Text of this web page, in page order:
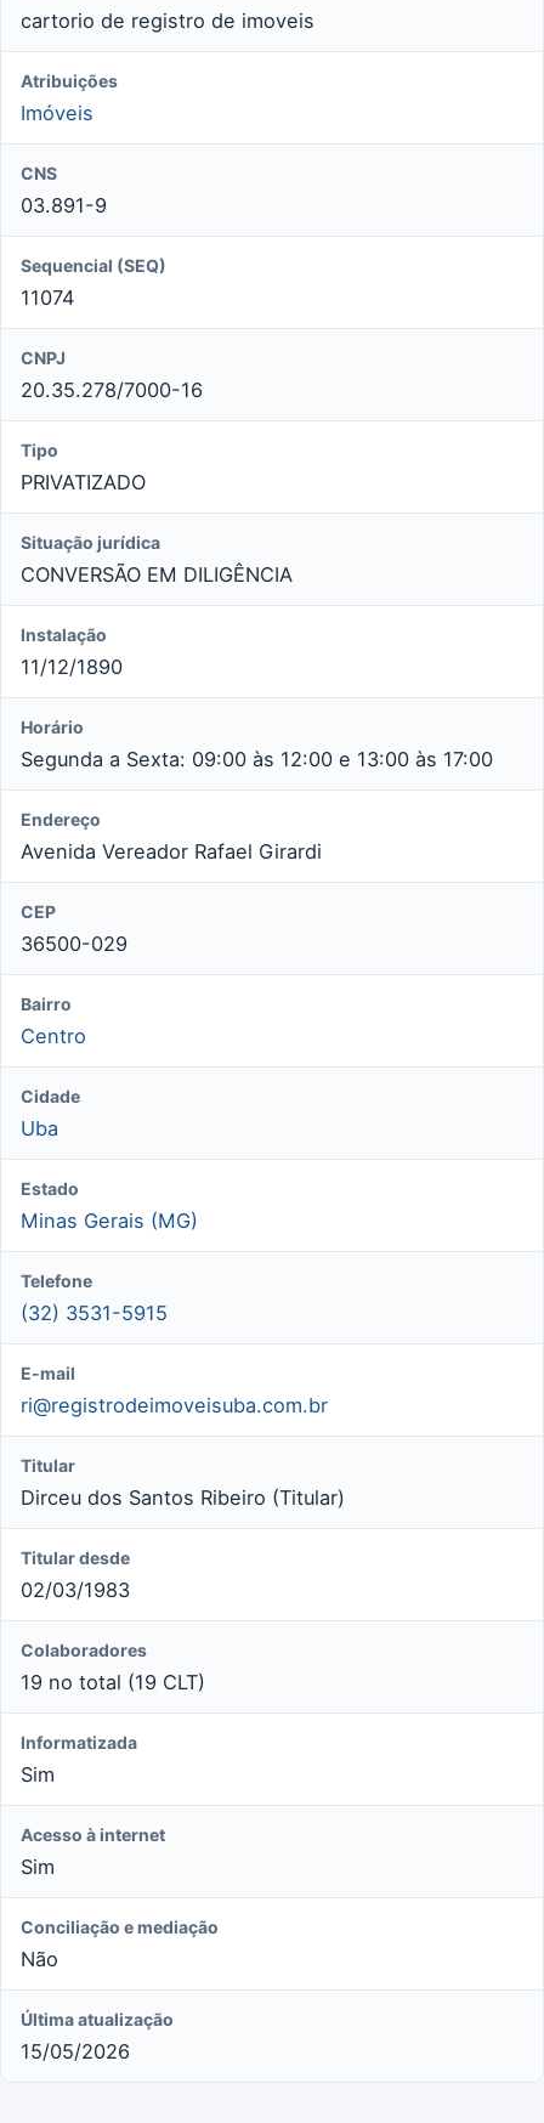
cartorio de registro de imoveis
Atribuições
Imóveis
CNS
03.891-9
Sequencial (SEQ)
11074
CNPJ
20.35.278/7000-16
Tipo
PRIVATIZADO
Situação jurídica
CONVERSÃO EM DILIGÊNCIA
Instalação
11/12/1890
Horário
Segunda a Sexta: 09:00 às 12:00 e 13:00 às 17:00
Endereço
Avenida Vereador Rafael Girardi
CEP
36500-029
Bairro
Centro
Cidade
Uba
Estado
Minas Gerais (MG)
Telefone
(32) 3531-5915
E-mail
ri@registrodeimoveisuba.com.br
Titular
Dirceu dos Santos Ribeiro (Titular)
Titular desde
02/03/1983
Colaboradores
19 no total (19 CLT)
Informatizada
Sim
Acesso à internet
Sim
Conciliação e mediação
Não
Última atualização
15/05/2026